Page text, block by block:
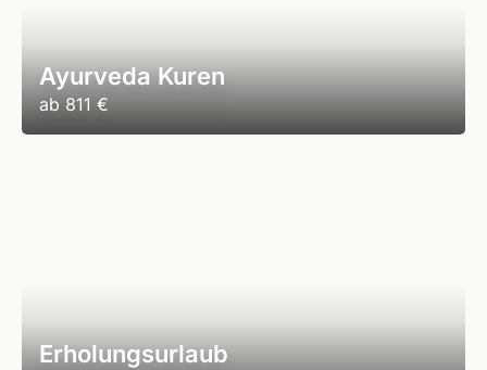
Ayurveda Kuren
ab 811 €
Erholungsurlaub